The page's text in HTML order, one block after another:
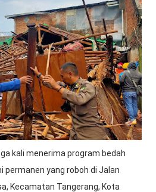
kali menerima program bedah
permanen yang roboh di Jalan
Kecamatan Tangerang, Kota